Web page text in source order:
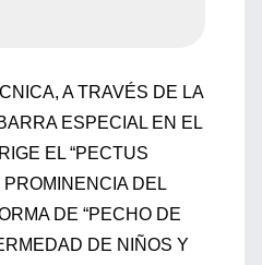
A TRAVÉS DE LA
ESPECIAL EN EL
EL “PECTUS
PROMINENCIA DEL
DE “PECHO DE
DE NIÑOS Y